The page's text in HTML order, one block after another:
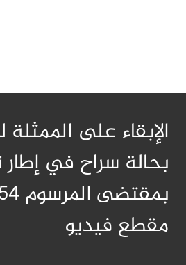
الإبقاء على
بحالة سراح في إطار
مقطع فيديو